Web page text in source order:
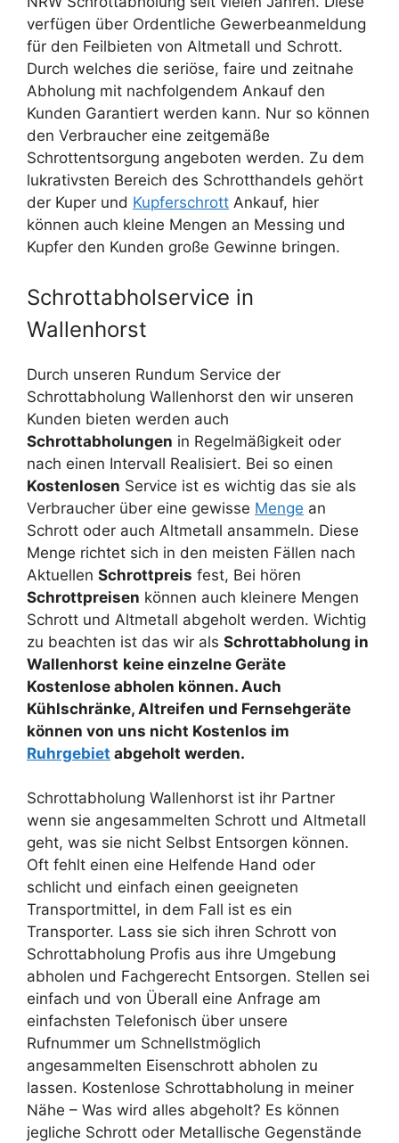
verfügen über Ordentliche Gewerbeanmeldung
für den Feilbieten von Altmetall und Schrott.
Durch welches die seriöse, faire und zeitnahe
Abholung mit nachfolgendem Ankauf den
Kunden Garantiert werden kann. Nur so können
den Verbraucher eine zeitgemäße
Schrottentsorgung angeboten werden. Zu dem
lukrativsten Bereich des Schrotthandels gehört
der Kuper und Kupferschrott Ankauf, hier
können auch kleine Mengen an Messing und
Kupfer den Kunden große Gewinne bringen.
Schrottabholservice in
Wallenhorst
Durch unseren Rundum Service der
Schrottabholung Wallenhorst den wir unseren
Kunden bieten werden auch
Schrottabholungen in Regelmäßigkeit oder
nach einen Intervall Realisiert. Bei so einen
Kostenlosen Service ist es wichtig das sie als
Verbraucher über eine gewisse Menge an
Schrott oder auch Altmetall ansammeln. Diese
Menge richtet sich in den meisten Fällen nach
Aktuellen Schrottpreis fest, Bei hören
Schrottpreisen können auch kleinere Mengen
Schrott und Altmetall abgeholt werden. Wichtig
zu beachten ist das wir als Schrottabholung in
Wallenhorst keine einzelne Geräte
Kostenlose abholen können. Auch
Kühlschränke, Altreifen und Fernsehgeräte
können von uns nicht Kostenlos im
Ruhrgebiet abgeholt werden.
Schrottabholung Wallenhorst ist ihr Partner
wenn sie angesammelten Schrott und Altmetall
geht, was sie nicht Selbst Entsorgen können.
Oft fehlt einen eine Helfende Hand oder
schlicht und einfach einen geeigneten
Transportmittel, in dem Fall ist es ein
Transporter. Lass sie sich ihren Schrott von
Schrottabholung Profis aus ihre Umgebung
abholen und Fachgerecht Entsorgen. Stellen sei
einfach und von Überall eine Anfrage am
einfachsten Telefonisch über unsere
Rufnummer um Schnellstmöglich
angesammelten Eisenschrott abholen zu
lassen. Kostenlose Schrottabholung in meiner
Nähe – Was wird alles abgeholt? Es können
jegliche Schrott oder Metallische Gegenstände